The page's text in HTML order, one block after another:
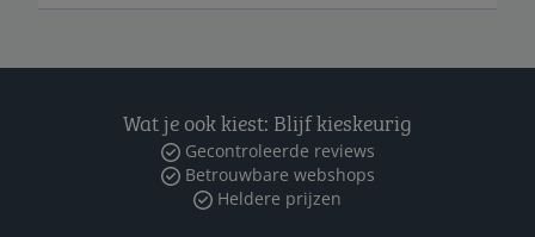
Wat je ook kiest: Blijf kieskeurig
Gecontroleerde reviews
Betrouwbare webshops
Heldere prijzen